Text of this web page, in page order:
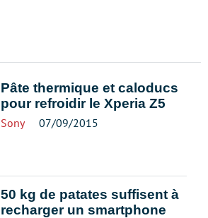
Pâte thermique et caloducs
pour refroidir le Xperia Z5
Sony 07/09/2015
50 kg de patates suffisent à
recharger un smartphone